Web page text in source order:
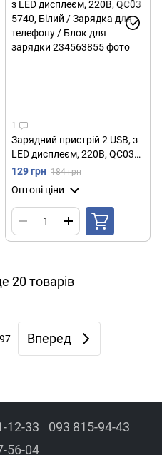
1
Зарядний пристрій 2 USB, з
LED дисплеєм, 220В, QC03
5740, Білий / Зарядка для
зарядки
129 грн 184 грн
Оптові ціни
20 товарів
Вперед
12-33
093 815-94-43
56-04